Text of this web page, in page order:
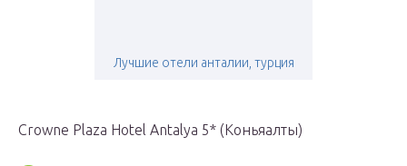
Лучшие отели анталии, турция
Crowne Plaza Hotel Antalya 5* (Коньяалты)